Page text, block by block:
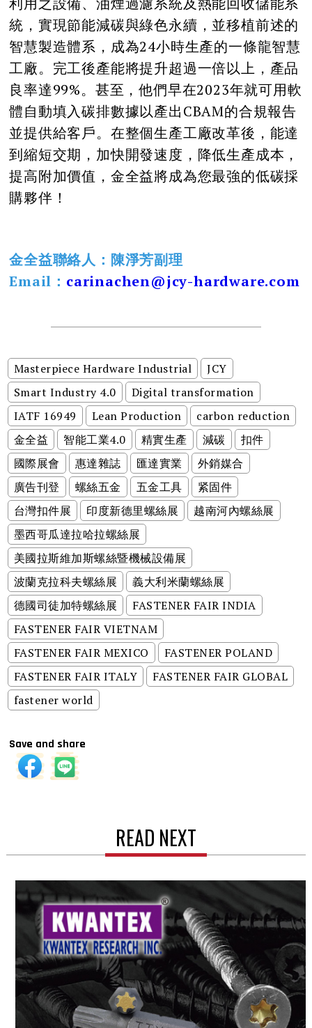
統，實現節能減碳與綠色永續，並移植前述的
智慧製造體系，成為24小時生產的一條龍智慧
工廠。完工後產能將提升超過一倍以上，產品
良率達99%。甚至，他們早在2023年就可用軟
體自動填入碳排數據以產出CBAM的合規報告
並提供給客戶。在整個生產工廠改革後，能達
到縮短交期，加快開發速度，降低生產成本，
提高附加價值，金全益將成為您最強的低碳採
購夥伴！
金全益聯絡人：陳淨芳副理
Email： carinachen@jcy-hardware.com
Masterpiece Hardware Industrial
JCY
Smart Industry 4.0
Digital transformation
IATF 16949
Lean Production
carbon reduction
金全益
智能工業4.0 精實生產 減碳
扣件
國際展會
惠達雜誌 匯達實業
外銷媒合
廣告刊登
螺絲五金 五金工具
紧固件
台灣扣件展
印度新德里螺絲展
越南河內螺絲展
墨西哥瓜達拉哈拉螺絲展
美國拉斯維加斯螺絲暨機械設備展
波蘭克拉科夫螺絲展
義大利米蘭螺絲展
德國司徒加特螺絲展
FASTENER FAIR INDIA
FASTENER FAIR VIETNAM
FASTENER FAIR MEXICO
FASTENER POLAND
FASTENER FAIR ITALY
FASTENER FAIR GLOBAL
fastener world
Save and share
READ NEXT